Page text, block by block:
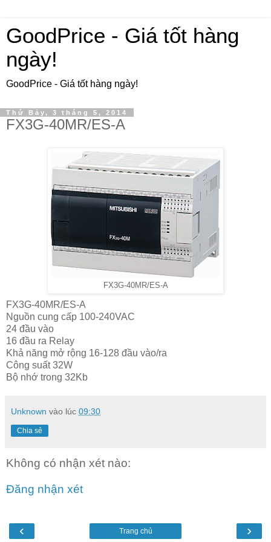
GoodPrice - Giá tốt hàng
ngày!
GoodPrice - Giá tốt hàng ngày!
Thứ Bảy, 3 tháng 5, 2014
FX3G-40MR/ES-A
FX3G-40MR/ES-A
FX3G-40MR/ES-A
Nguồn cung cấp 100-240VAC
24 đầu vào
16 đầu ra Relay
Khả năng mở rộng 16-128 đầu vào/ra
Công suất 32W
Bộ nhớ trong 32Kb
Unknown vào lúc 09:30
Chia sẻ
Không có nhận xét nào:
Đăng nhận xét
‹ ›
Trang chủ